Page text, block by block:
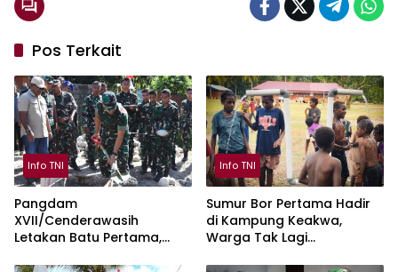
Pos Terkait
Info TNI
Pangdam
XVII/Cenderawasih
Letakan Batu Pertama,
Info TNI
Sumur Bor Pertama Hadir
di Kampung Keakwa,
Warga Tak Lagi